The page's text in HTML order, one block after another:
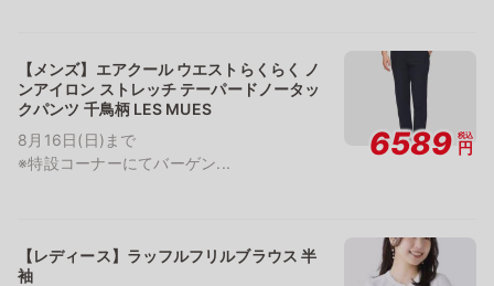
【メンズ】エアクール ウエストらくらく ノ
ンアイロン ストレッチ テーパードノータッ
クパンツ 千鳥柄 LES MUES
8月16日(日)まで
※特設コーナーにてバーゲン...
6589 税込
円
【レディース】ラッフルフリルブラウス 半
袖